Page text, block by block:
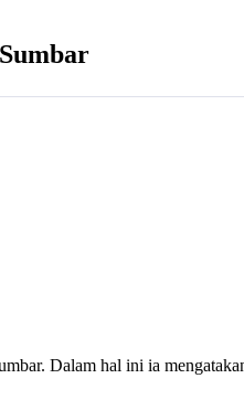
Dalam hal ini ia